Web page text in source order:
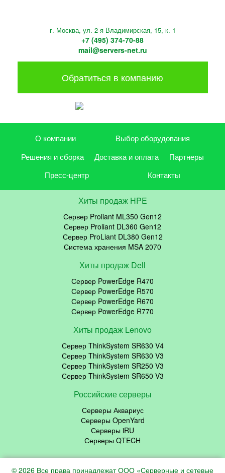
г. Москва, ул. 2-я Владимирская, 15, к. 1
+7 (495) 374-70-88
mail@servers-net.ru
Обратиться в компанию
О компании
Выбор оборудования
Решения и сборка
Доставка и оплата
Партнеры
Пресс-центр
Контакты
Хиты продаж HPE
Сервер Proliant ML350 Gen12
Сервер Proliant DL360 Gen12
Сервер ProLiant DL380 Gen12
Система хранения MSA 2070
Хиты продаж Dell
Сервер PowerEdge R470
Сервер PowerEdge R570
Сервер PowerEdge R670
Сервер PowerEdge R770
Хиты продаж Lenovo
Сервер ThinkSystem SR630 V4
Сервер ThinkSystem SR630 V3
Сервер ThinkSystem SR250 V3
Сервер ThinkSystem SR650 V3
Российские серверы
Серверы Аквариус
Серверы OpenYard
Серверы iRU
Серверы QTECH
© 2026 Все права принадлежат ООО «Серверные и сетевые